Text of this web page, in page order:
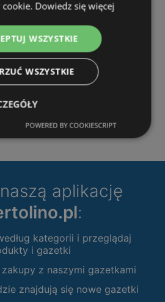
aplikację
:
kategorii i przeglądaj
i gazetki
z naszymi gazetkami
znajdują się nowe gazetki
Dowiedz się więcej
WSZYSTKIE
WSZYSTKIE
POWERED BY COOKIESCRIPT